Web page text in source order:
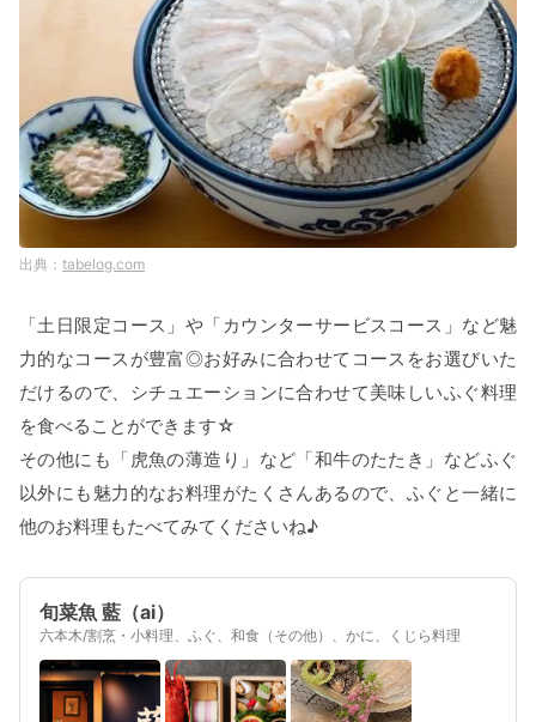
tabelog.com
「土日限定コース」や「カウンターサービスコース」など魅
力的なコースが豊富◎お好みに合わせてコースをお選びいた
だけるので、シチュエーションに合わせて美味しいふぐ料理
を食べることができます☆
その他にも「虎魚の薄造り」など「和牛のたたき」などふぐ
以外にも魅力的なお料理がたくさんあるので、ふぐと一緒に
他のお料理もたべてみてくださいね♪
旬菜魚 藍（ai）
六本木/割烹・小料理、ふぐ、和食（その他）、かに、くじら料理